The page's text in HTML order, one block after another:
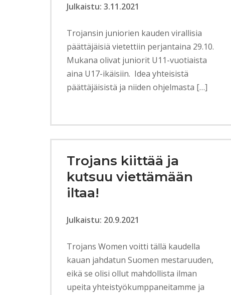
Julkaistu: 3.11.2021
Trojansin juniorien kauden virallisia
päättäjäisiä vietettiin perjantaina 29.10.
Mukana olivat juniorit U11-vuotiaista
aina U17-ikäisiin. Idea yhteisistä
päättäjäisistä ja niiden ohjelmasta […]
Trojans kiittää ja
kutsuu viettämään
iltaa!
Julkaistu: 20.9.2021
Trojans Women voitti tällä kaudella
kauan jahdatun Suomen mestaruuden,
eikä se olisi ollut mahdollista ilman
upeita yhteistyökumppaneitamme ja